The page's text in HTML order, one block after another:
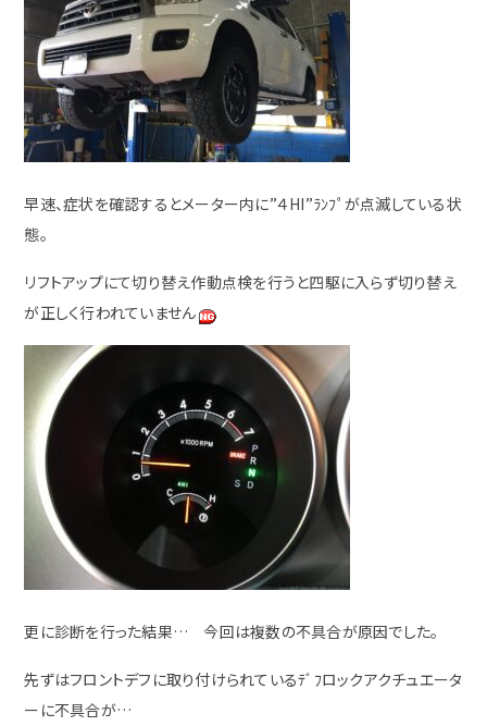
早速、症状を確認するとメーター内に”４HI”ﾗﾝﾌﾟが点滅している状
態。
リフトアップにて切り替え作動点検を行うと四駆に入らず切り替え
が正しく行われていません
更に診断を行った結果… 今回は複数の不具合が原因でした。
先ずはフロントデフに取り付けられているﾃﾞﾌロックアクチュエータ
ーに不具合が…